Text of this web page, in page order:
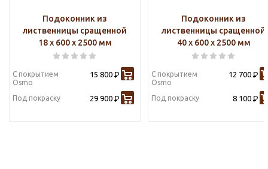
Подоконник из
лиственницы сращенной
18 х 600 х 2500 мм
С покрытием
Osmo
15 800 Р
Под покраску 29 900 Р
Подоконник из
лиственницы сращенной
40 х 600 х 2500 мм
С покрытием
Osmo
12 700 Р
Под покраску 8 100 Р